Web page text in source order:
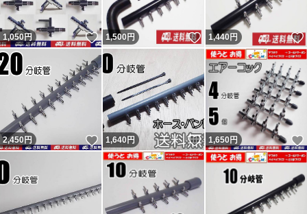
1,050円 いいね！
1,500 円 いいね！
1,440 円
2,450円 いいね！
1,640円 いいね！
1,650円